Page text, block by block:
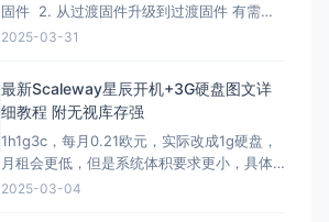
固件 2. 从过渡固件升级到过渡固件 有需要
刷回原厂固件的记得先备份 FIP 分区！ FIP
filogic-cudy_tr3000-v1-squas
2025-03-31
最新Scaleway星辰开机+3G硬盘图文详
细教程 附无视库存强
1h1g3c，每月0.21欧元，实际改成1g硬盘，
月租会更低，但是系统体积要求更小，具体
自己测试，方法一样。 星辰Scaleway官网：
2025-03-04